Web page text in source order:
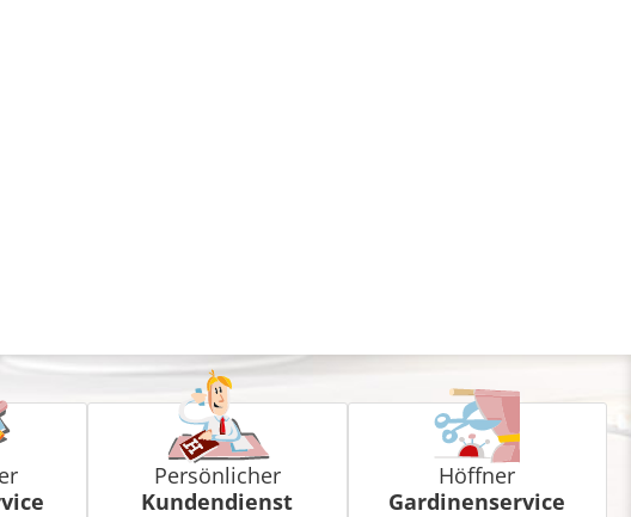
Persönlicher
Kundendienst
Höffner
Gardinenservice